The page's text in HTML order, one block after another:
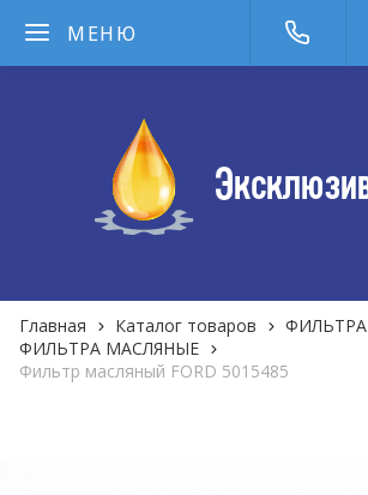
МЕНЮ
Главная Каталог товаров ФИЛЬТРА
ФИЛЬТРА MАСЛЯНЫЕ
Фильтр масляный FORD 5015485